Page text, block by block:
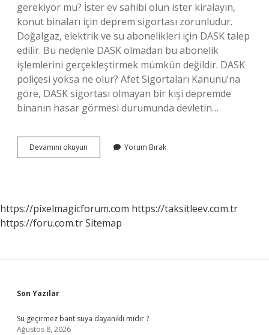
gerekiyor mu? İster ev sahibi olun ister kiralayın,
konut binaları için deprem sigortası zorunludur.
Doğalgaz, elektrik ve su abonelikleri için DASK talep
edilir. Bu nedenle DASK olmadan bu abonelik
işlemlerini gerçekleştirmek mümkün değildir. DASK
poliçesi yoksa ne olur? Afet Sigortaları Kanunu’na
göre, DASK sigortası olmayan bir kişi depremde
binanın hasar görmesi durumunda devletin…
Devamını okuyun
Olmadan
Yorum Bırak
https://pixelmagicforum.com https://taksitleev.com.tr
https://foru.com.trSitemap
Sidebar
Son Yazılar
Su geçirmez bant suya dayanıklı mıdır ?
Ağustos 8, 2026